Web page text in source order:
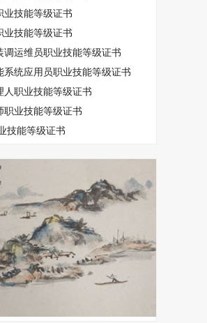
业技能等级证书
业技能等级证书
调运维员职业技能等级证书
系统应用员职业技能等级证书
人职业技能等级证书
职业技能等级证书
技能等级证书